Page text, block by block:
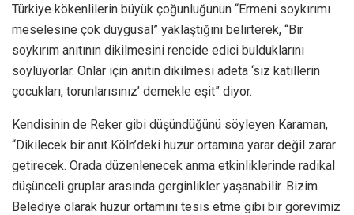
Türkiye kökenlilerin büyük çoğunluğunun “Ermeni soykırımı
meselesine çok duygusal” yaklaştığını belirterek, “Bir
soykırım anıtının dikilmesini rencide edici bulduklarını
söylüyorlar. Onlar için anıtın dikilmesi adeta ‘siz katillerin
çocukları, torunlarısınız’ demekle eşit” diyor.
Kendisinin de Reker gibi düşündüğünü söyleyen Karaman,
“Dikilecek bir anıt Köln’deki huzur ortamına yarar değil zarar
getirecek. Orada düzenlenecek anma etkinliklerinde radikal
düşünceli gruplar arasında gerginlikler yaşanabilir. Bizim
Belediye olarak huzur ortamını tesis etme gibi bir görevimiz